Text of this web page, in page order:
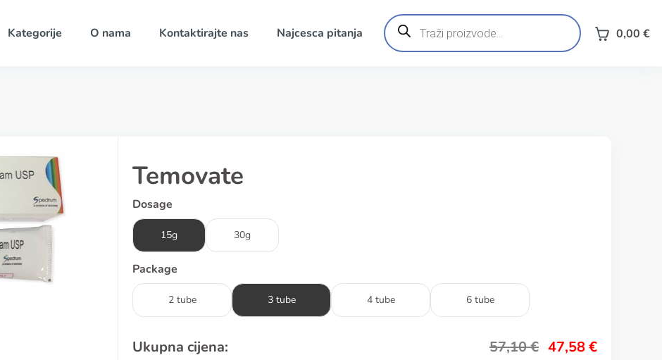
Kategorije O nama Kontaktirajte nas Najcesca pitanja
Products
search 0,00 €
Temovate
Dosage
15g 30g
Package
2 tube 3 tube 4 tube 6 tube
Ukupna cijena: 57,10€ 47,58€